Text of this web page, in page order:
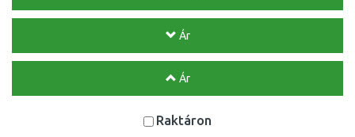
Ár
Ár
Raktáron